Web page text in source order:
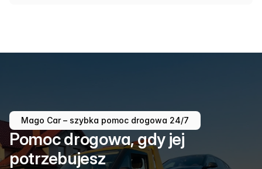
Mago Car – szybka pomoc drogowa 24/7
Pomoc drogowa, gdy jej
potrzebujesz